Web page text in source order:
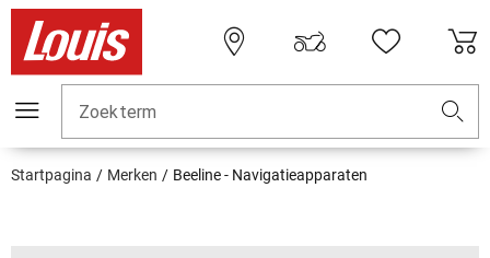
Zoekterm
Startpagina Merken Beeline - Navigatieapparaten